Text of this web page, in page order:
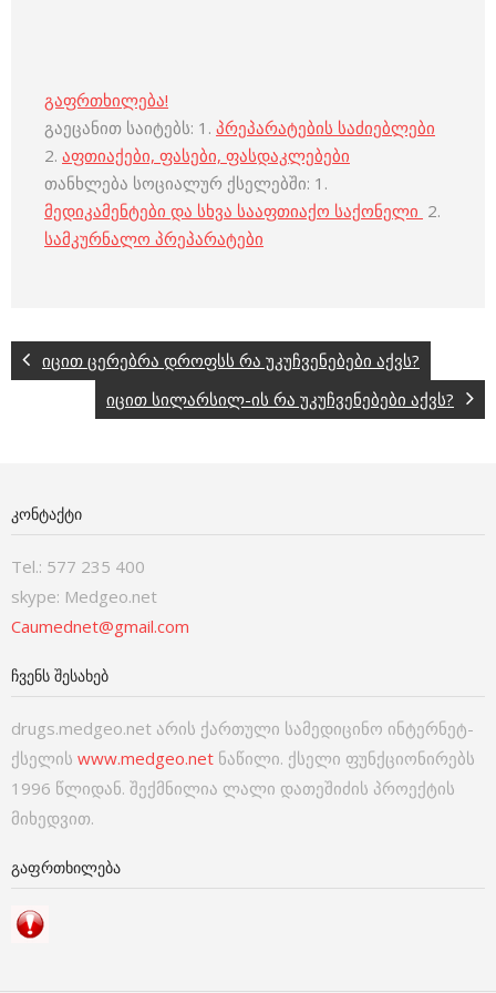
გაფრთხილება!
გაეცანით საიტებს: 1. პრეპარატების საძიებლები
2. აფთიაქები, ფასები, ფასდაკლებები
თანხლება სოციალურ ქსელებში: 1.
მედიკამენტები და სხვა სააფთიაქო საქონელი 2.
სამკურნალო პრეპარატები
იცით ცერებრა დროფსს რა უკუჩვენებები აქვს?
იცით სილარსილ-ის რა უკუჩვენებები აქვს?
ᲙᲝᲜᲢᲐᲥᲢᲘ
Tel.: 577 235 400
skype: Medgeo.net
Caumednet@gmail.com
ᲩᲕᲔᲜᲡ ᲨᲔᲡᲐᲮᲔᲑ
drugs.medgeo.net არის ქართული სამედიცინო ინტერნეტ-
ქსელის www.medgeo.net ნაწილი. ქსელი ფუნქციონირებს
1996 წლიდან. შექმნილია ლალი დათეშიძის პროექტის
მიხედვით.
ᲒᲐᲤᲠᲗᲮᲘᲚᲔᲑᲐ